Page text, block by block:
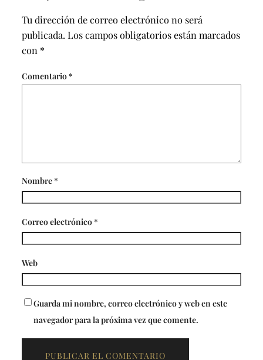
Tu dirección de correo electrónico no será
publicada. Los campos obligatorios están marcados
con *
Comentario*
Nombre*
Correo electrónico*
Web
Guarda mi nombre, correo electrónico y web en este
navegador para la próxima vez que comente.